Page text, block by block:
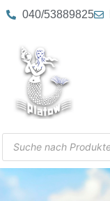
040/53889825